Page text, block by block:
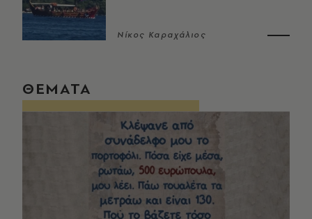
Νίκος Καραχάλιος
ΘΕΜΑΤΑ